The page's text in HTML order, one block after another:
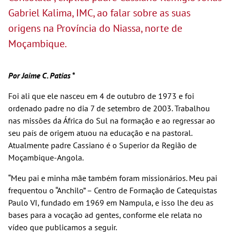
Gabriel Kalima, IMC, ao falar sobre as suas
origens na Província do Niassa, norte de
Moçambique.
Por Jaime C. Patias *
Foi ali que ele nasceu em 4 de outubro de 1973 e foi
ordenado padre no dia 7 de setembro de 2003. Trabalhou
nas missões da África do Sul na formação e ao regressar ao
seu país de origem atuou na educação e na pastoral.
Atualmente padre Cassiano é o Superior da Região de
Moçambique-Angola.
“Meu pai e minha mãe também foram missionários. Meu pai
frequentou o “Anchilo” – Centro de Formação de Catequistas
Paulo VI, fundado em 1969 em Nampula, e isso lhe deu as
bases para a vocação ad gentes, conforme ele relata no
vídeo que publicamos a seguir.